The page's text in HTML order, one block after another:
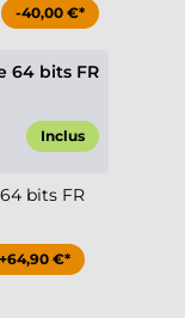
-40,00 €*
64 bits FR
Inclus
bits FR
+64,90 €*